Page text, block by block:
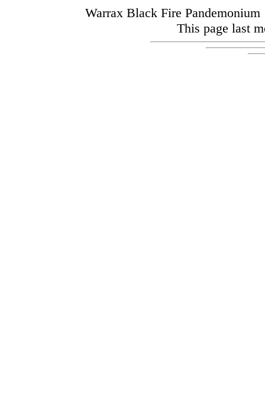
Warrax Black Fire
This page last